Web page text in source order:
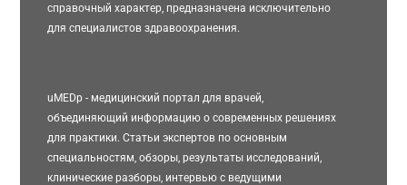
справочный характер, предназначена исключительно
для специалистов здравоохранения.
uMEDp - медицинский портал для врачей,
объединяющий информацию о современных решениях
для практики. Статьи экспертов по основным
специальностям, обзоры, результаты исследований,
клинические разборы, интервью с ведущими